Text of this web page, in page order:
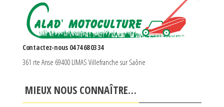
être
choisies
sur
page
du
Contactez-nous 04 74 68 03 34
361 rte Anse 69400 LIMAS Villefranche sur Saône
MIEUX NOUS CONNAÎTRE…